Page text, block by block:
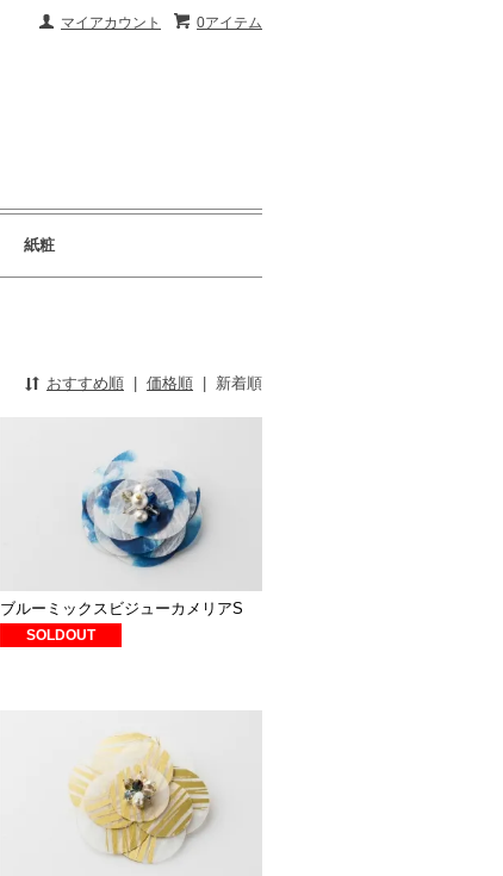
0アイテム
マイアカウント
紙粧
おすすめ順 | 価格順 | 新着順
ブルーミックスビジューカメリアS
SOLDOUT